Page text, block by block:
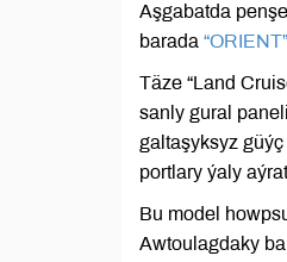
Aşgabatda
barada
Täze “Land
sanly gural
galtaşyksyz
portlary ýaly
Bu model
Awtoulagdaky